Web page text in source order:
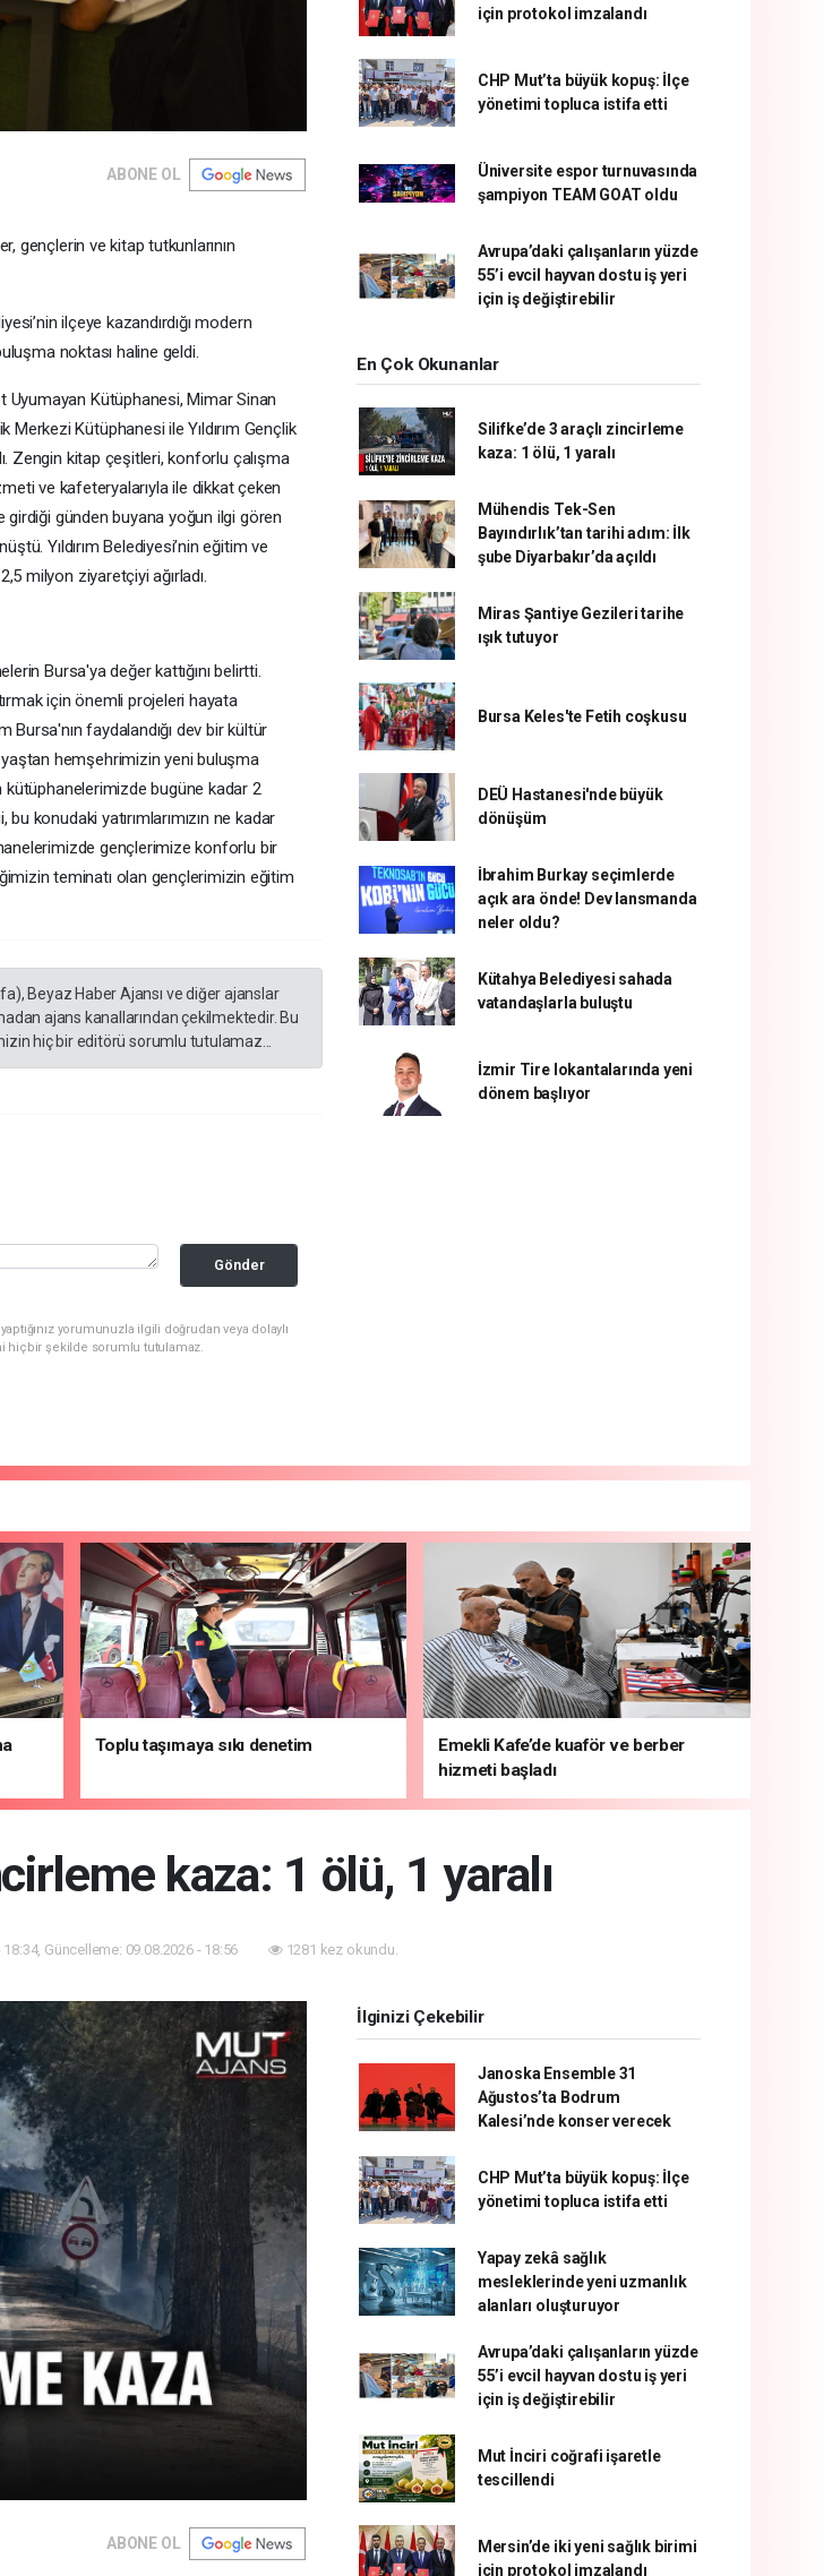
ABONE OL
gençlerin ve kitap tutkunlarının
ilçeye kazandırdığı modern
noktası haline geldi.
Uyumayan Kütüphanesi, Mimar Sinan
Kütüphanesi ile Yıldırım Gençlik
Zengin kitap çeşitleri, konforlu çalışma
ve kafeteryalarıyla ile dikkat çeken
girdiği günden buyana yoğun ilgi gören
Yıldırım Belediyesi’nin eğitim ve
milyon ziyaretçiyi ağırladı.
Bursa'ya değer kattığını belirtti.
için önemli projeleri hayata
Bursa'nın faydalandığı dev bir kültür
hemşehrimizin yeni buluşma
kütüphanelerimizde bugüne kadar 2
konudaki yatırımlarımızın ne kadar
gençlerimize konforlu bir
teminatı olan gençlerimizin eğitim
Beyaz Haber Ajansı ve diğer ajanslar
ajans kanallarından çekilmektedir. Bu
hiç bir editörü sorumlu tutulamaz...
Gönder
yorumunuzla ilgili doğrudan veya dolaylı
hiçbir şekilde sorumlu tutulamaz.
için protokol imzalandı
CHP Mut’ta büyük kopuş: İlçe
yönetimi topluca istifa etti
Üniversite espor turnuvasında
şampiyon TEAM GOAT oldu
Avrupa’daki çalışanların yüzde
55’i evcil hayvan dostu iş yeri
için iş değiştirebilir
En Çok Okunanlar
Silifke’de 3 araçlı zincirleme
kaza: 1 ölü, 1 yaralı
Mühendis Tek-Sen
Bayındırlık’tan tarihi adım: İlk
şube Diyarbakır’da açıldı
Miras Şantiye Gezileri tarihe
ışık tutuyor
Bursa Keles'te Fetih coşkusu
DEÜ Hastanesi'nde büyük
dönüşüm
İbrahim Burkay seçimlerde
açık ara önde! Dev lansmanda
neler oldu?
Kütahya Belediyesi sahada
vatandaşlarla buluştu
İzmir Tire lokantalarında yeni
dönem başlıyor
Toplu taşımaya sıkı denetim
Emekli Kafe’de kuaför ve berber
hizmeti başladı
kaza: 1 ölü, 1 yaralı
Güncelleme: 09.08.2026 - 18:56 1281 kez okundu.
ABONE OL
İlginizi Çekebilir
Janoska Ensemble 31
Ağustos’ta Bodrum
Kalesi’nde konser verecek
CHP Mut’ta büyük kopuş: İlçe
yönetimi topluca istifa etti
Yapay zekâ sağlık
mesleklerinde yeni uzmanlık
alanları oluşturuyor
Avrupa’daki çalışanların yüzde
55’i evcil hayvan dostu iş yeri
için iş değiştirebilir
Mut İnciri coğrafi işaretle
tescillendi
Mersin’de iki yeni sağlık birimi
için protokol imzalandı